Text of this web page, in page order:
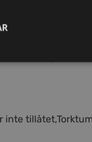
töjbart
i. Insydda